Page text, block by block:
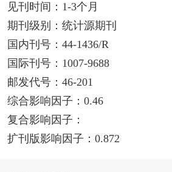
见刊时间：1-3个月
期刊级别：统计源期刊
国内刊号：44-1436/R
国际刊号：1007-9688
邮发代号：46-201
综合影响因子：0.46
复合影响因子：
扩刊版影响因子：0.872